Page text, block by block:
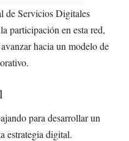
de Servicios Digitales
participación en esta red,
hacia un modelo de
para desarrollar un
estrategia digital.